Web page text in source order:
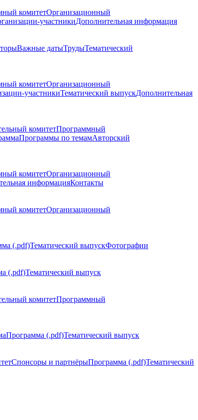
комитетОрганизационный
участникиДополнительная информация
Важные датыТрудыТематический
комитетОрганизационный
участникиТематический выпускДополнительная
комитетПрограммный
Программы по темамАвторский
комитетОрганизационный
информацияКонтакты
комитетОрганизационный
(.pdf)Тематический выпускФотографии
(.pdf)Тематический выпуск
комитетПрограммный
Программа (.pdf)Тематический выпуск
Спонсоры и партнёрыПрограмма (.pdf)Тематический